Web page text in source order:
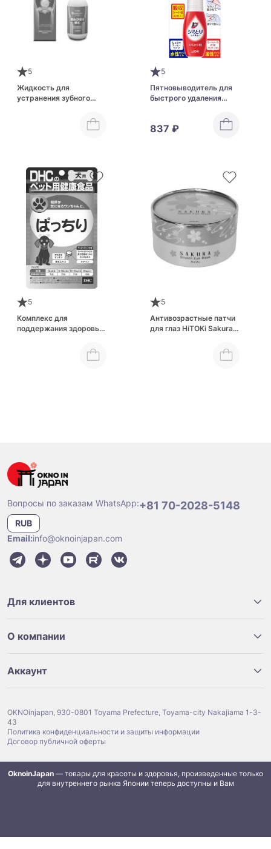
5
Жидкость для
устранения зубного
собак и кошек TAURUS
5
Пятновыводитель для
быстрого удаления
Spot Removers Rescue
837 ₽
5
Комплекс для
поддержания здоровья
5
Антивозрастные патчи
для глаз HiTOKi Sakura
Вопросы по заказам WhatsApp:+81 70-2028-5148
RUB
Email:info@oknoinjapan.com
Для клиентов
О компании
Аккаунт
OKNOinjapan, 930-0801 Toyama Prefecture, Toyama-city Nakajiama 1-3-
43
Политика конфиденциальности и защиты информации
Договор публичной оферты
OknoinJapan — товары для красоты и здоровья, произведенные только
для внутреннего рынка Японии теперь доступны и Вам